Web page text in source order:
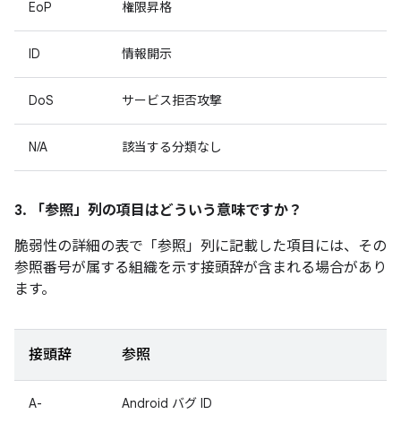
EoP 権限昇格
ID 情報開示
DoS サービス拒否攻撃
N/A 該当する分類なし
3. 「参照」 列の項目はどういう意味ですか？
脆弱性の詳細の表で「参照」 列に記載した項目には、その
参照番号が属する組織を示す接頭辞が含まれる場合があり
ます。
接頭辞 参照
A- Android バグ ID